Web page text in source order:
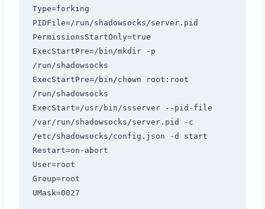
Type=
PIDFile=/run/shadowsocks/server.
PermissionsStartOnly=true
ExecStartPre=/bin/mkdir -
/ run/
ExecStartPre=/bin/chown root :
/ run/
ExecStart=/usr/ bin/ssserver -- pid -
/var/ run/shadowsocks/server. pid -
/etc/shadowsocks/config . json -
Restart=on -
User=
Group=
UMask=0027